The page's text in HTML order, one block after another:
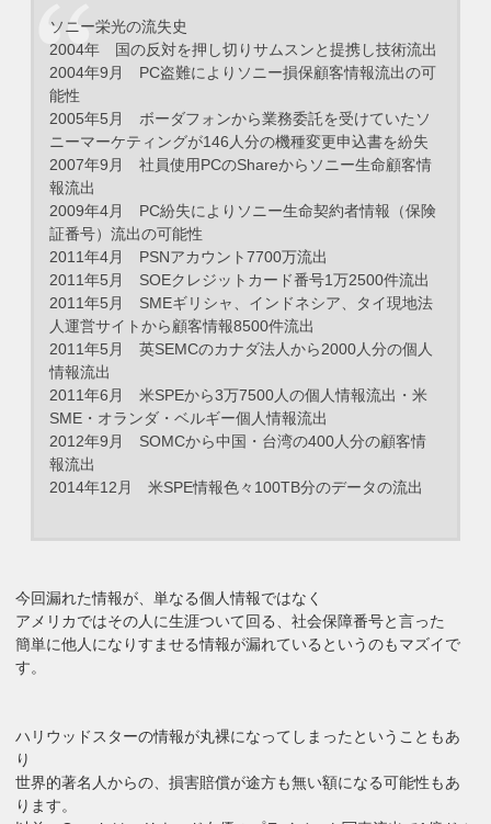
ソニー栄光の流失史
2004年 国の反対を押し切りサムスンと提携し技術流出
2004年9月 PC盗難によりソニー損保顧客情報流出の可
能性
2005年5月 ボーダフォンから業務委託を受けていたソ
ニーマーケティングが146人分の機種変更申込書を紛失
2007年9月 社員使用PCのShareからソニー生命顧客情
報流出
2009年4月 PC紛失によりソニー生命契約者情報（保険
証番号）流出の可能性
2011年4月 PSNアカウント7700万流出
2011年5月 SOEクレジットカード番号1万2500件流出
2011年5月 SMEギリシャ、インドネシア、タイ現地法
人運営サイトから顧客情報8500件流出
2011年5月 英SEMCのカナダ法人から2000人分の個人
情報流出
2011年6月 米SPEから3万7500人の個人情報流出・米
SME・オランダ・ベルギー個人情報流出
2012年9月 SOMCから中国・台湾の400人分の顧客情
報流出
2014年12月 米SPE情報色々100TB分のデータの流出
今回漏れた情報が、単なる個人情報ではなく
アメリカではその人に生涯ついて回る、社会保障番号と言った
簡単に他人になりすませる情報が漏れているというのもマズイで
す。
ハリウッドスターの情報が丸裸になってしまったということもあ
り
世界的著名人からの、損害賠償が途方も無い額になる可能性もあ
ります。